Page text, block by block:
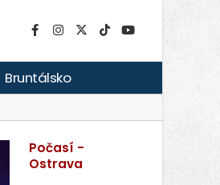
Bruntálsko
Počasí -
Ostrava